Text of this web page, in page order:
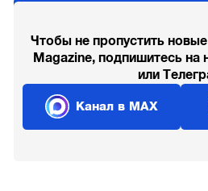
Чтобы не пропустить
Magazine, подпишитесь на
или
Канал в MAX